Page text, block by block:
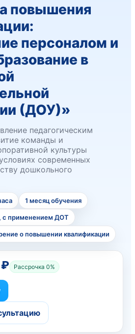
повышения
персоналом и
в
(ДОУ)»
педагогическим
команды и
культуры
современных
дошкольного
1 месяц обучения
с применением ДОТ
о повышении квалификации
Рассрочка 0%